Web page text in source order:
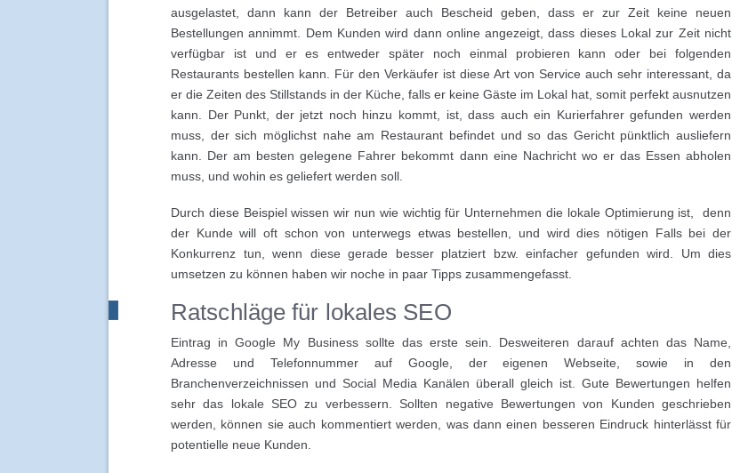
ausgelastet, dann kann der Betreiber auch Bescheid geben, dass er zur Zeit keine neuen
Bestellungen annimmt. Dem Kunden wird dann online angezeigt, dass dieses Lokal zur Zeit nicht
verfügbar ist und er es entweder später noch einmal probieren kann oder bei folgenden
Restaurants bestellen kann. Für den Verkäufer ist diese Art von Service auch sehr interessant, da
er die Zeiten des Stillstands in der Küche, falls er keine Gäste im Lokal hat, somit perfekt ausnutzen
kann. Der Punkt, der jetzt noch hinzu kommt, ist, dass auch ein Kurierfahrer gefunden werden
muss, der sich möglichst nahe am Restaurant befindet und so das Gericht pünktlich ausliefern
kann. Der am besten gelegene Fahrer bekommt dann eine Nachricht wo er das Essen abholen
muss, und wohin es geliefert werden soll.
Durch diese Beispiel wissen wir nun wie wichtig für Unternehmen die lokale Optimierung ist, denn
der Kunde will oft schon von unterwegs etwas bestellen, und wird dies nötigen Falls bei der
Konkurrenz tun, wenn diese gerade besser platziert bzw. einfacher gefunden wird. Um dies
umsetzen zu können haben wir noche in paar Tipps zusammengefasst.
Ratschläge für lokales SEO
Eintrag in Google My Business sollte das erste sein. Desweiteren darauf achten das Name,
Adresse und Telefonnummer auf Google, der eigenen Webseite, sowie in den
Branchenverzeichnissen und Social Media Kanälen überall gleich ist. Gute Bewertungen helfen
sehr das lokale SEO zu verbessern. Sollten negative Bewertungen von Kunden geschrieben
werden, können sie auch kommentiert werden, was dann einen besseren Eindruck hinterlässt für
potentielle neue Kunden.